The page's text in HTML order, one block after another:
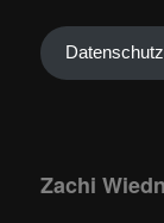
Zachi